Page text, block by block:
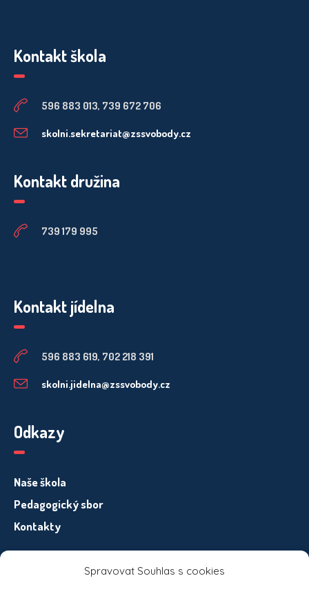
Spravovat Souhlas s cookies
Kontakt škola
596 883 013, 739 672 706
skolni.sekretariat@zssvobody.cz
Kontakt družina
739 179 995
Kontakt jídelna
596 883 619, 702 218 391
skolni.jidelna@zssvobody.cz
Odkazy
Naše škola
Pedagogický sbor
Kontakty
Informace pro subjekty osobních údajů – GDPR